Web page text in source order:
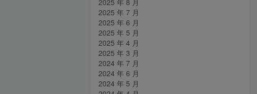
2025 年 7 月
2025 年 6 月
2025 年 5 月
2025 年 4 月
2025 年 3 月
2024 年 7 月
2024 年 6 月
2024 年 5 月